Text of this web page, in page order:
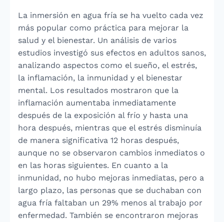
La inmersión en agua fría se ha vuelto cada vez
más popular como práctica para mejorar la
salud y el bienestar. Un análisis de varios
estudios investigó sus efectos en adultos sanos,
analizando aspectos como el sueño, el estrés,
la inflamación, la inmunidad y el bienestar
mental. Los resultados mostraron que la
inflamación aumentaba inmediatamente
después de la exposición al frío y hasta una
hora después, mientras que el estrés disminuía
de manera significativa 12 horas después,
aunque no se observaron cambios inmediatos o
en las horas siguientes. En cuanto a la
inmunidad, no hubo mejoras inmediatas, pero a
largo plazo, las personas que se duchaban con
agua fría faltaban un 29% menos al trabajo por
enfermedad. También se encontraron mejoras